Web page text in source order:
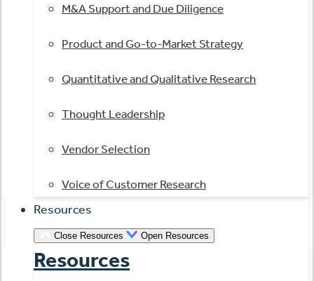
M&A Support and Due Diligence
Product and Go-to-Market Strategy
Quantitative and Qualitative Research
Thought Leadership
Vendor Selection
Voice of Customer Research
Resources
Close Resources Open Resources
Resources